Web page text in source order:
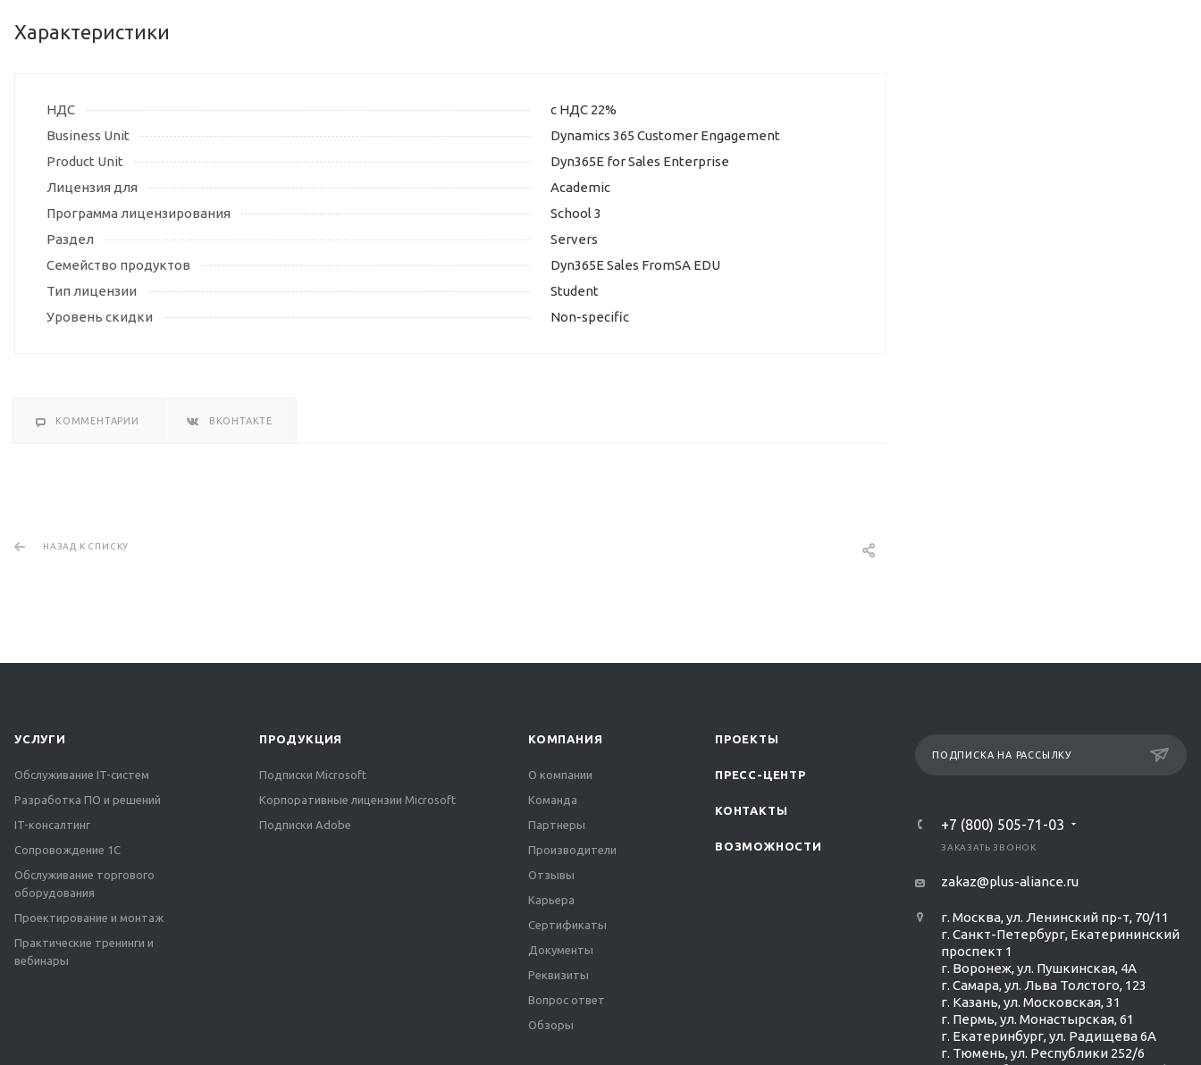
Характеристики
НДС
с НДС 22%
Business Unit
Dynamics 365 Customer Engagement
Product Unit
Dyn365E for Sales Enterprise
Лицензия для
Academic
Программа лицензирования
School 3
Раздел
Servers
Семейство продуктов
Dyn365E Sales FromSA EDU
Тип лицензии
Student
Уровень скидки
Non-specific
КОММЕНТАРИИ ВКОНТАКТЕ
НАЗАД К СПИСКУ
УСЛУГИ
Обслуживание IT-систем
Разработка ПО и решений
IT-консалтинг
Сопровождение 1С
Обслуживание торгового
оборудования
Проектирование и монтаж
Практические тренинги и
вебинары
ПРОДУКЦИЯ
Подписки Microsoft
Корпоративные лицензии Microsoft
Подписки Adobe
КОМПАНИЯ
О компании
Команда
Партнеры
Производители
Отзывы
Карьера
Сертификаты
Документы
Реквизиты
Вопрос ответ
Обзоры
ПРОЕКТЫ
ПРЕСС-ЦЕНТР
КОНТАКТЫ
ВОЗМОЖНОСТИ
ПОДПИСКА НА РАССЫЛКУ
+7 (800) 505-71-03
ЗАКАЗАТЬ ЗВОНОК
zakaz@plus-aliance.ru
г. Москва, ул. Ленинский пр-т, 70/11
г. Санкт-Петербург, Екатерининский
проспект 1
г. Воронеж, ул. Пушкинская, 4А
г. Самара, ул. Льва Толстого, 123
г. Казань, ул. Московская, 31
г. Пермь, ул. Монастырская, 61
г. Екатеринбург, ул. Радищева 6А
г. Тюмень, ул. Республики 252/6